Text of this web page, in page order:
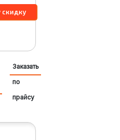
Заказать
по
прайсу